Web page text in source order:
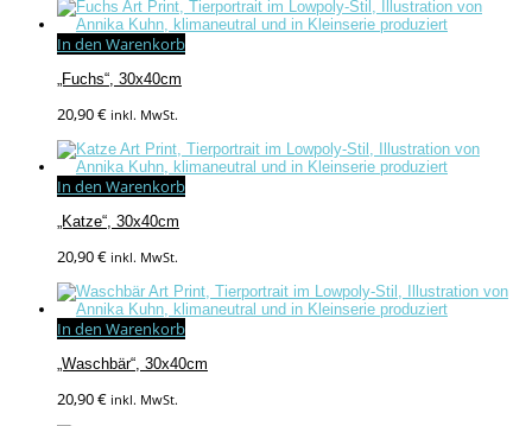
In den Warenkorb
„Fuchs“, 30x40cm
20,90€ inkl. MwSt.
In den Warenkorb
„Katze“, 30x40cm
20,90€ inkl. MwSt.
In den Warenkorb
„Waschbär“, 30x40cm
20,90€ inkl. MwSt.